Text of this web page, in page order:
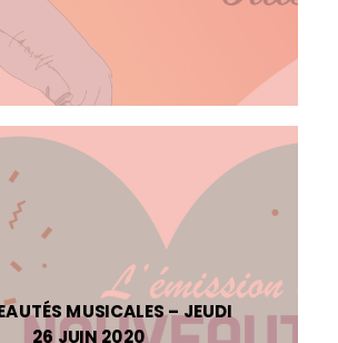
MUSICALES – JEUDI
26 JUIN 2020